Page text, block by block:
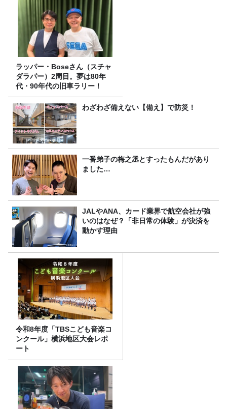
ラッパー・Boseさん（スチャ
ダラパー）2周目。夢は80年
代・90年代の旧車ラリー！
わざわざ備えない【備え】で防災！
一番弟子の梅之丞とすったもんだがあり
ました…
JALやANA、カード業界で航空会社が強
いのはなぜ？「非日常の体験」が決済を
動かす理由
令和8年度「TBSこども音楽コ
ンクール」横浜地区大会レポ
ート